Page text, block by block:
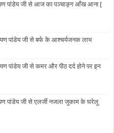
पांडेय जी से आज का पञ्चाङ्ग आँख आना [
पांडेय जी से बर्फ के आश्चर्यजनक लाभ
पांडेय जी से कमर और पीठ दर्द होने पर इन
पांडेय जी से एलर्जी नजला जुकाम के घरेलू